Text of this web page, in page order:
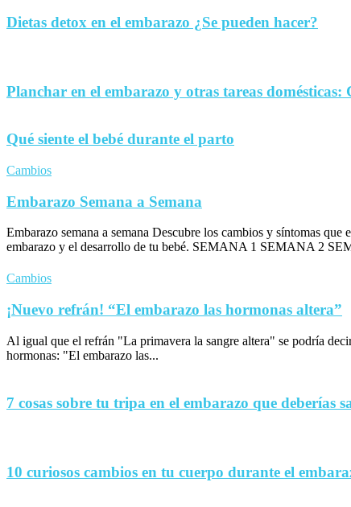
Dietas detox en el embarazo ¿Se pueden hacer?
Planchar en el embarazo y otras tareas domésticas:
Qué siente el bebé durante el parto
Cambios
Embarazo Semana a Semana
Embarazo semana a semana Descubre los cambios y síntomas que
embarazo y el desarrollo de tu bebé. SEMANA 1 SEMANA 2
Cambios
¡Nuevo refrán! “El embarazo las hormonas altera”
Al igual que el refrán "La primavera la sangre altera" se podría
hormonas: "El embarazo las...
7 cosas sobre tu tripa en el embarazo que deberías
10 curiosos cambios en tu cuerpo durante el